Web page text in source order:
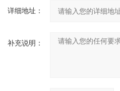
详细地址：
补充说明：